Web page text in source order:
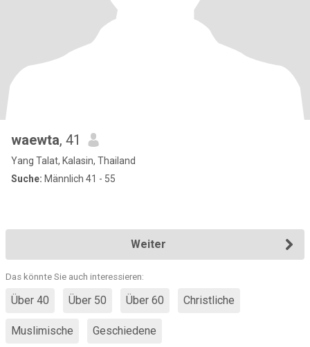
waewta, 41
Yang Talat, Kalasin, Thailand
Suche: Männlich 41 - 55
Weiter
Das könnte Sie auch interessieren:
Über 40 Über 50 Über 60 Christliche
Muslimische Geschiedene